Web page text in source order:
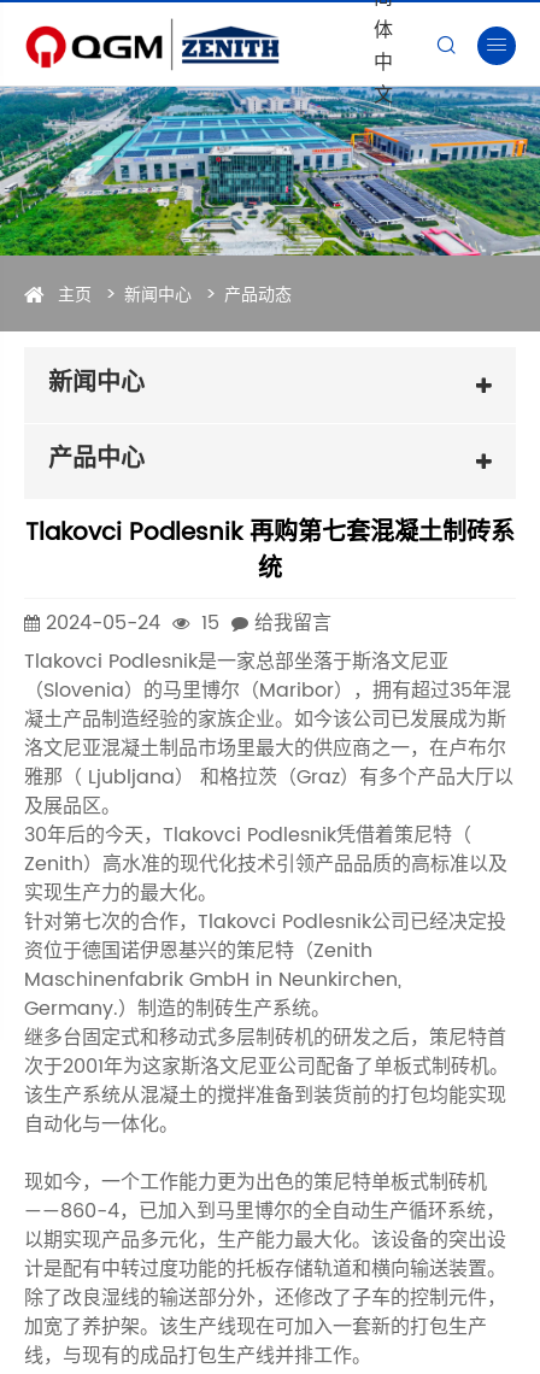
体
中
文
 
主页 新闻中心 产品动态
新闻中心
产品中心
Tlakovci Podlesnik 再购第七套混凝土制砖系
统
2024-05-24 15
给我留言
Tlakovci Podlesnik是一家总部坐落于斯洛文尼亚
（Slovenia）的马里博尔（Maribor），拥有超过35年混
凝土产品制造经验的家族企业。如今该公司已发展成为斯
洛文尼亚混凝土制品市场里最大的供应商之一，在卢布尔
雅那（ Ljubljana） 和格拉茨（Graz）有多个产品大厅以
及展品区。
30年后的今天，Tlakovci Podlesnik凭借着策尼特（
Zenith）高水准的现代化技术引领产品品质的高标准以及
实现生产力的最大化。
针对第七次的合作，Tlakovci Podlesnik公司已经决定投
资位于德国诺伊恩基兴的策尼特（Zenith
Maschinenfabrik GmbH in Neunkirchen,
Germany.）制造的制砖生产系统。
继多台固定式和移动式多层制砖机的研发之后，策尼特首
次于2001年为这家斯洛文尼亚公司配备了单板式制砖机。
该生产系统从混凝土的搅拌准备到装货前的打包均能实现
自动化与一体化。
现如今，一个工作能力更为出色的策尼特单板式制砖机
——860-4，已加入到马里博尔的全自动生产循环系统，
以期实现产品多元化，生产能力最大化。该设备的突出设
计是配有中转过度功能的托板存储轨道和横向输送装置。
除了改良湿线的输送部分外，还修改了子车的控制元件，
加宽了养护架。该生产线现在可加入一套新的打包生产
线，与现有的成品打包生产线并排工作。